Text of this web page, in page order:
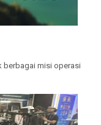
berbagai misi operasi